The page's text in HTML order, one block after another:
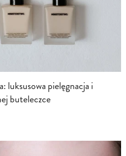
luksusowa pielęgnacja i
buteleczce